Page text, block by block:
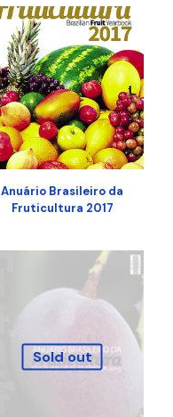
Anuário Brasileiro da
Fruticultura 2017
Sold out